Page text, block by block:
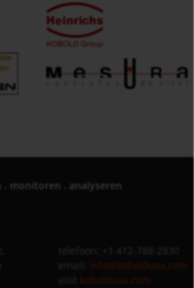
. monitoren . analyseren
info@koboldusa.com
koboldusa.com